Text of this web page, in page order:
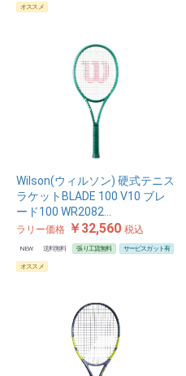
オススメ
Wilson(ウィルソン) 硬式テニス
ラケットBLADE 100 V10 ブレ
ード100 WR2082…
ラリー価格 ￥32,560 税込
NEW 送料無料 張り工賃無料 サービスガット有
オススメ